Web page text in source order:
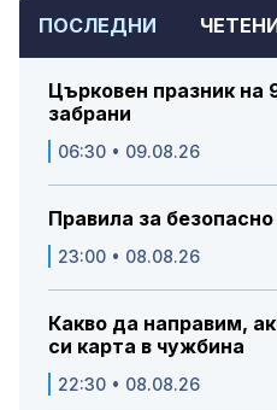
ПОСЛЕДНИ
Църковен празник на
забрани
06:30 • 09.08.26
Правила за
23:00 • 08.08.26
Какво да направим,
си карта в чужбина
22:30 • 08.08.26